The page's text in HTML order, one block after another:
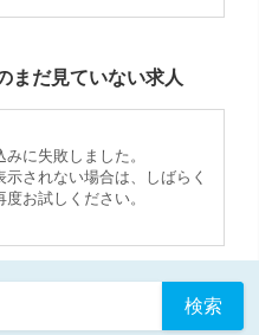
まだ見ていない求人
に失敗しました。
されない場合は、しばらく
お試しください。
検索